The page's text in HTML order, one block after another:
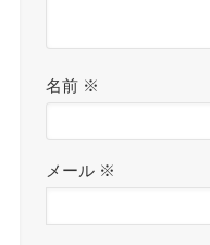
名前 ※
メール ※